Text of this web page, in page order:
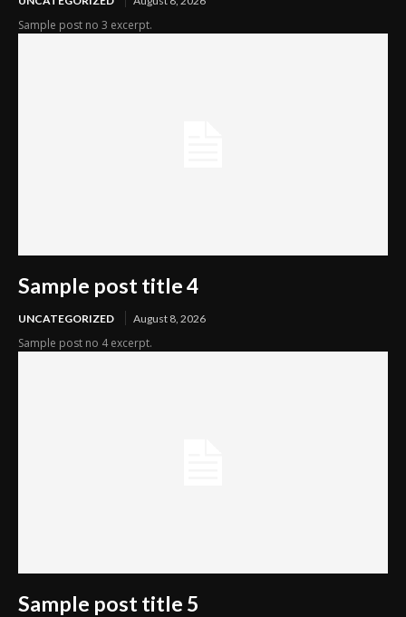
Sample post no 3 excerpt.
Sample post title 4
UNCATEGORIZED August 8, 2026
Sample post no 4 excerpt.
Sample post title 5